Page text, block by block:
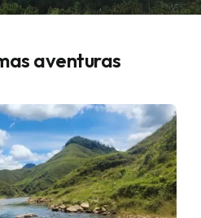
aventuras